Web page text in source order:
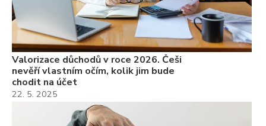
Valorizace důchodů v roce 2026. Češi
nevěří vlastním očím, kolik jim bude
chodit na účet
22. 5. 2025